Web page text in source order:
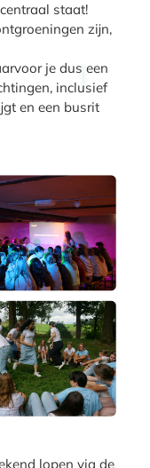
staat!
zijn,
je dus een
inclusief
en een busrit
lopen via de